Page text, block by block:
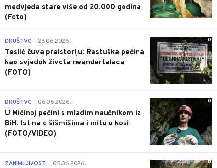
medvjeda stare više od 20.000 godina
(Foto)
0
DRUŠTVO 28.06.2026.
Teslić čuva praistoriju: Rastuška pećina
kao svjedok života neandertalaca
(FOTO)
0
DRUŠTVO 06.06.2026.
U Mićinoj pećini s mladim naučnikom iz
BiH: Istina o šišmišima i mitu o kosi
(FOTO/VIDEO)
0
ZANIMLJIVOSTI 05.06.2026.